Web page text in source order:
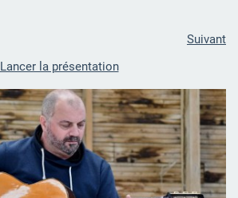
Suivant
Lancer la présentation